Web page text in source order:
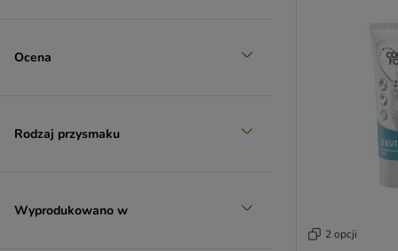
Ocena
Rodzaj przysmaku
Wyprodukowano w
2 opcji